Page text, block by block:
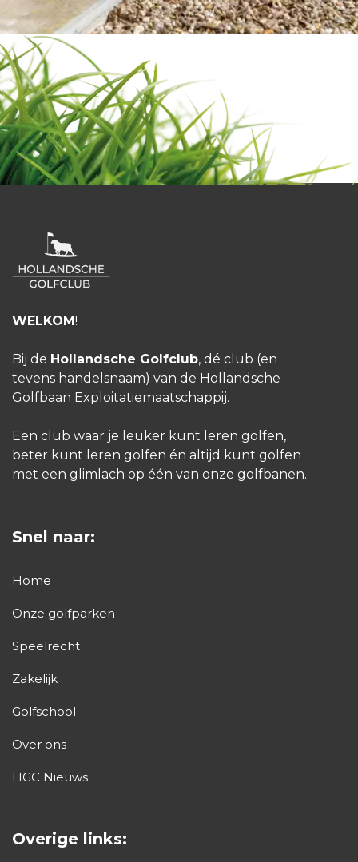
WELKOM!
Bij de Hollandsche Golfclub, dé club (en
tevens handelsnaam) van de Hollandsche
Golfbaan Exploitatiemaatschappij.
Een club waar je leuker kunt leren golfen,
beter kunt leren golfen én altijd kunt golfen
met een glimlach op één van onze golfbanen.
Snel naar:
Home
Onze golfparken
Speelrecht
Zakelijk
Golfschool
Over ons
HGC Nieuws
Overige links: